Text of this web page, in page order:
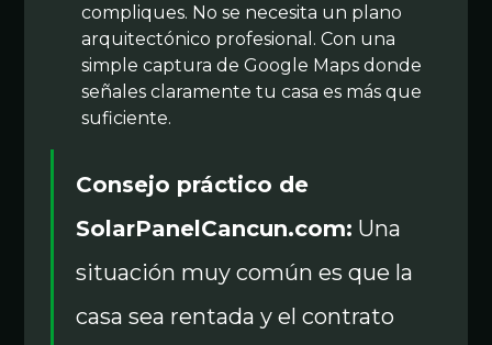
compliques. No se necesita un plano
arquitectónico profesional. Con una
simple captura de Google Maps donde
señales claramente tu casa es más que
suficiente.
Consejo práctico de
SolarPanelCancun.com: Una
situación muy común es que la
casa sea rentada y el contrato